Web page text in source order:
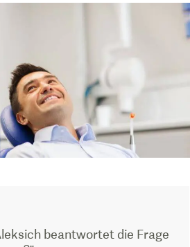
beantwortet die Frage